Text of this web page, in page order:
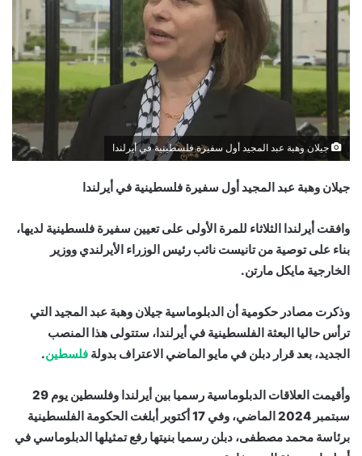
جيلان وهبة عبد المجيد أول سفيرة فلسطينية في أيرلندا
جيلان وهبة عبد المجيد أول سفيرة فلسطينية في أيرلندا
وافقت أيرلندا الثلاثاء للمرة الأولى على تعيين سفيرة فلسطينية لديها،
بناء على توصية من تانيست نائب رئيس الوزراء الأيرلندي ووزير
الخارجية مايكل مارتن.
وذكرت مصادر حكومية أن الدبلوماسية جيلان وهبة عبد المجيد التي
ترأس حاليا البعثة الفلسطينية في أيرلندا، ستتولى هذا المنصب
الجديد، بعد قرار دبلن في مايو الماضي الاعتراف بدولة فلسطين.
وأقيمت العلاقات الدبلوماسية رسميا بين أيرلندا وفلسطين يوم 29
سبتمبر 2024 الماضي، وفي 17 أكتوبر أبلغت الحكومة الفلسطينية
برئاسة محمد مصطفى، دبلن رسميا بنيتها رفع تمثيلها الدبلوماسي في